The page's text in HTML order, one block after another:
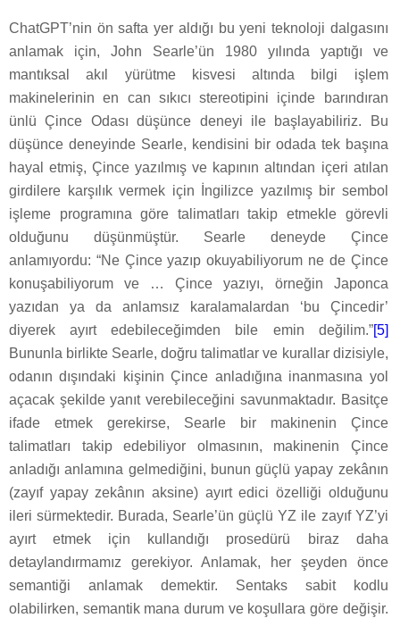
ChatGPT’nin ön safta yer aldığı bu yeni teknoloji dalgasını
anlamak için, John Searle’ün 1980 yılında yaptığı ve
mantıksal akıl yürütme kisvesi altında bilgi işlem
makinelerinin en can sıkıcı stereotipini içinde barındıran
ünlü Çince Odası düşünce deneyi ile başlayabiliriz. Bu
düşünce deneyinde Searle, kendisini bir odada tek başına
hayal etmiş, Çince yazılmış ve kapının altından içeri atılan
girdilere karşılık vermek için İngilizce yazılmış bir sembol
işleme programına göre talimatları takip etmekle görevli
olduğunu düşünmüştür. Searle deneyde Çince
anlamıyordu: “Ne Çince yazıp okuyabiliyorum ne de Çince
konuşabiliyorum ve … Çince yazıyı, örneğin Japonca
yazıdan ya da anlamsız karalamalardan ‘bu Çincedir’
diyerek ayırt edebileceğimden bile emin değilim.”[5]
Bununla birlikte Searle, doğru talimatlar ve kurallar dizisiyle,
odanın dışındaki kişinin Çince anladığına inanmasına yol
açacak şekilde yanıt verebileceğini savunmaktadır. Basitçe
ifade etmek gerekirse, Searle bir makinenin Çince
talimatları takip edebiliyor olmasının, makinenin Çince
anladığı anlamına gelmediğini, bunun güçlü yapay zekânın
(zayıf yapay zekânın aksine) ayırt edici özelliği olduğunu
ileri sürmektedir. Burada, Searle’ün güçlü YZ ile zayıf YZ’yi
ayırt etmek için kullandığı prosedürü biraz daha
detaylandırmamız gerekiyor. Anlamak, her şeyden önce
semantiği anlamak demektir. Sentaks sabit kodlu
olabilirken, semantik mana durum ve koşullara göre değişir.